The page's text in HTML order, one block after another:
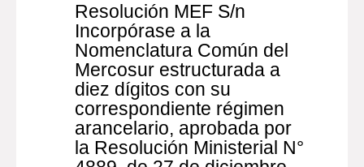
Resolución MEF S/n
Incorpórase a la
Nomenclatura Común del
Mercosur estructurada a
diez dígitos con su
correspondiente régimen
arancelario, aprobada por
la Resolución Ministerial N°